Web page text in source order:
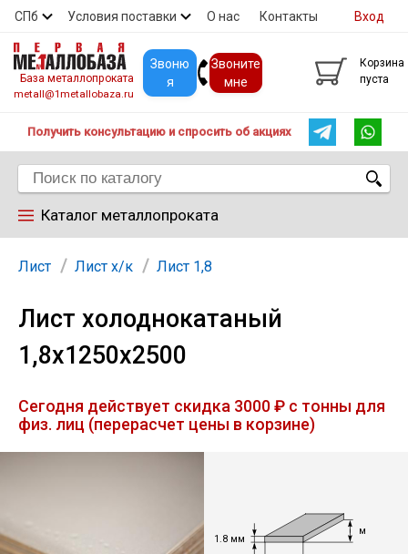
СПб Условия поставки О нас Контакты
Скидки Прайс Покупателям
Вход
База металлопроката
metall@1metallobaza.ru
Звоню
я
Звоните
мне
Корзина
пуста
Получить консультацию и спросить об акциях
Каталог металлопроката
Арматура
Труба профильная
Лист
Лист Лист х/к Лист 1,8
Лист холоднокатаный
1,8х1250х2500
Сегодня действует скидка 3000 ₽ с тонны для
физ. лиц (перерасчет цены в корзине)
1.8 мм
м